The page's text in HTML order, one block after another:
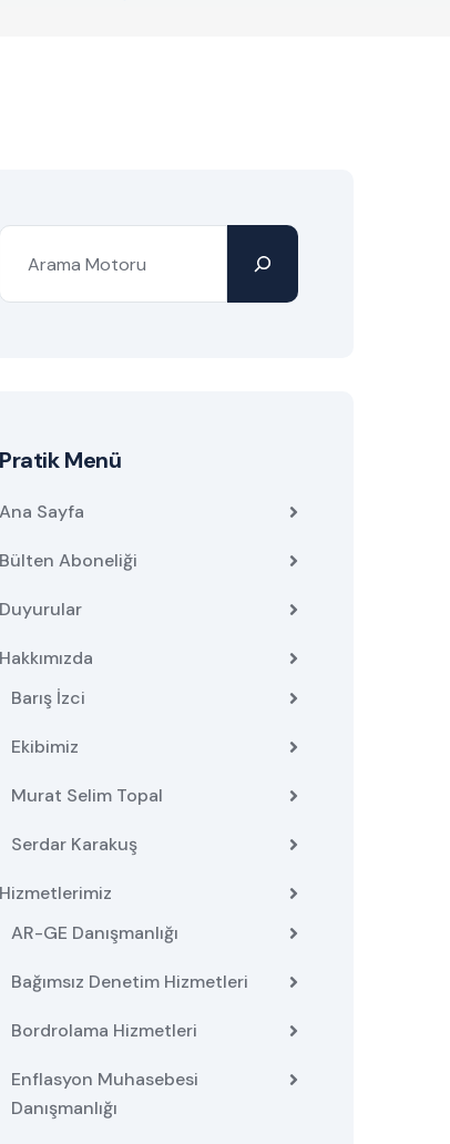
Pratik Menü
Ana Sayfa
Bülten Aboneliği
Duyurular
Hakkımızda
Barış İzci
Ekibimiz
Murat Selim Topal
Serdar Karakuş
Hizmetlerimiz
AR-GE Danışmanlığı
Bağımsız Denetim Hizmetleri
Bordrolama Hizmetleri
Enflasyon Muhasebesi
Danışmanlığı